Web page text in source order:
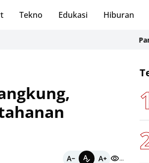
Tekno Edukasi Hiburan
Panen
...